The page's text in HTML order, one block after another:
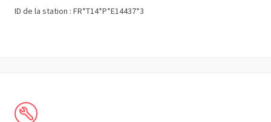
ID de la station : FR*T14*P*E14437*3